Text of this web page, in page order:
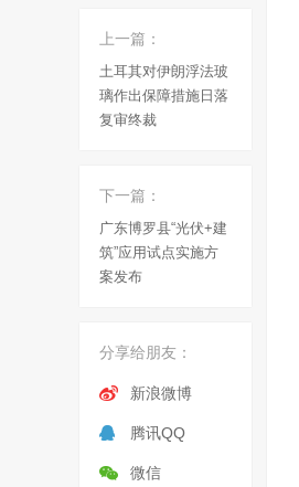
上一篇：
土耳其对伊朗浮法玻
璃作出保障措施日落
复审终裁
下一篇：
广东博罗县“光伏+建
筑”应用试点实施方
案发布
分享给朋友：
新浪微博
腾讯QQ
微信